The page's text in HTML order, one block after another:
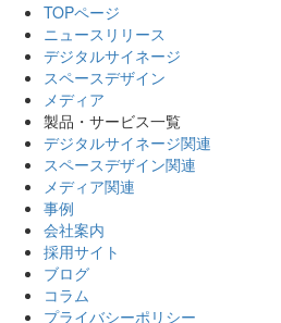
TOPページ
ニュースリリース
デジタルサイネージ
スペースデザイン
メディア
製品・サービス一覧
デジタルサイネージ関連
スペースデザイン関連
メディア関連
事例
会社案内
採用サイト
ブログ
コラム
プライバシーポリシー